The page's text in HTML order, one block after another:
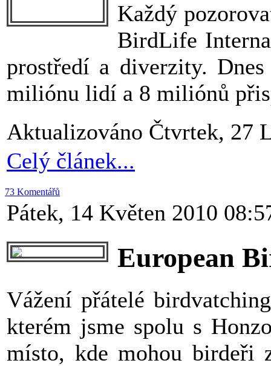
Každý
BirdLife
prostředí a diverzity.
miliónu lidí a 8 miliónů
Aktualizováno Čtvrtek, 27
Celý článek...
73 Komentářů
Pátek, 14 Květen 2010
European
Vážení přátelé
kterém jsme spolu s
místo, kde mohou birdeři